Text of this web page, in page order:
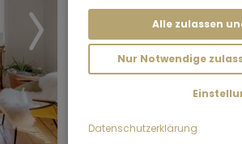
Alle zulassen
Nur Notwendige
Datenschutzerklärung